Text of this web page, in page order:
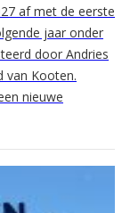
af met de eerste
jaar onder
door Andries
van Kooten.
nieuwe